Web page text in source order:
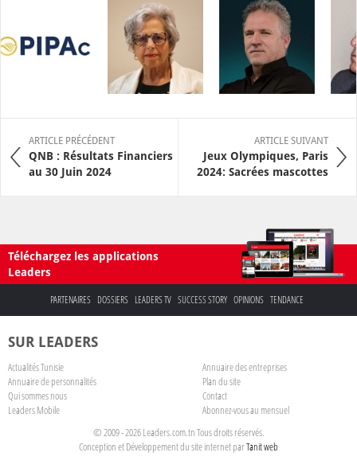
ARTICLE PRÉCÉDENT
QNB : Résultats Financiers
au 30 Juin 2024
ARTICLE SUIVANT
Jeux Olympiques, Paris
2024: Sacrées mascottes
Téléchargez les applications
Leaders
PARTENAIRES DOSSIERS LEADERS TV SUCCESS STORY OPINIONS TENDANCE
SUR LEADERS
Actualités Tunisie
Annuaire des entreprises
Annuaire de personnalités
Plan du site
Qui sommes nous
Contact
Leaders Mobile
Abonnez-vous au mensuel
© 2009 - 2026 Leaders.com.tn Tous droits réservés.
Conception et Développement du site internet parTanit web